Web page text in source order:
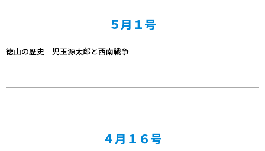
５月１号
徳山の歴史 児玉源太郎と西南戦争
４月１６号